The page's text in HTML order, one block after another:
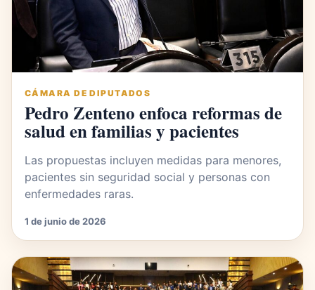
CÁMARA DE DIPUTADOS
Pedro Zenteno enfoca reformas de
salud en familias y pacientes
Las propuestas incluyen medidas para menores,
pacientes sin seguridad social y personas con
enfermedades raras.
1 de junio de 2026